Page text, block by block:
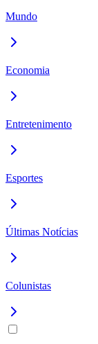
Mundo
Economia
Entretenimento
Esportes
Últimas Notícias
Colunistas